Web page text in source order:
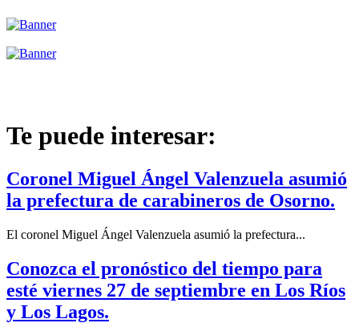
Te puede interesar:
Coronel Miguel Ángel Valenzuela asumió
la prefectura de carabineros de Osorno.
El coronel Miguel Ángel Valenzuela asumió la prefectura...
Conozca el pronóstico del tiempo para
esté viernes 27 de septiembre en Los Ríos
y Los Lagos.